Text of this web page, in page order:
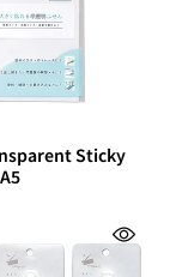
Sticky